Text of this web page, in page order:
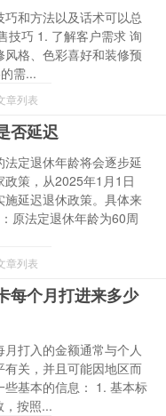
巧和方法以及话术可以总
技巧 1. 了解客户需求 询
风格、色彩喜好和装修预
需...
章列表
否延迟
法定退休年龄将会逐步延
政策，从2025年1月1日
施延迟退休政策。具体来
原法定退休年龄为60周
章列表
每个月打进来多少
月打入的金额通常与个人
有关，并且可能因地区而
些基本的信息： 1. 基本标
，按照...